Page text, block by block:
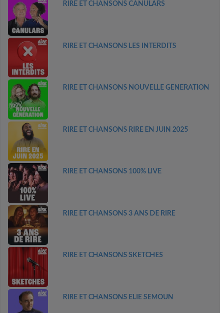
RIRE ET CHANSONS CANULARS
RIRE ET CHANSONS LES INTERDITS
RIRE ET CHANSONS NOUVELLE GENERATION
RIRE ET CHANSONS RIRE EN JUIN 2025
RIRE ET CHANSONS 100% LIVE
RIRE ET CHANSONS 3 ANS DE RIRE
RIRE ET CHANSONS SKETCHES
RIRE ET CHANSONS ELIE SEMOUN